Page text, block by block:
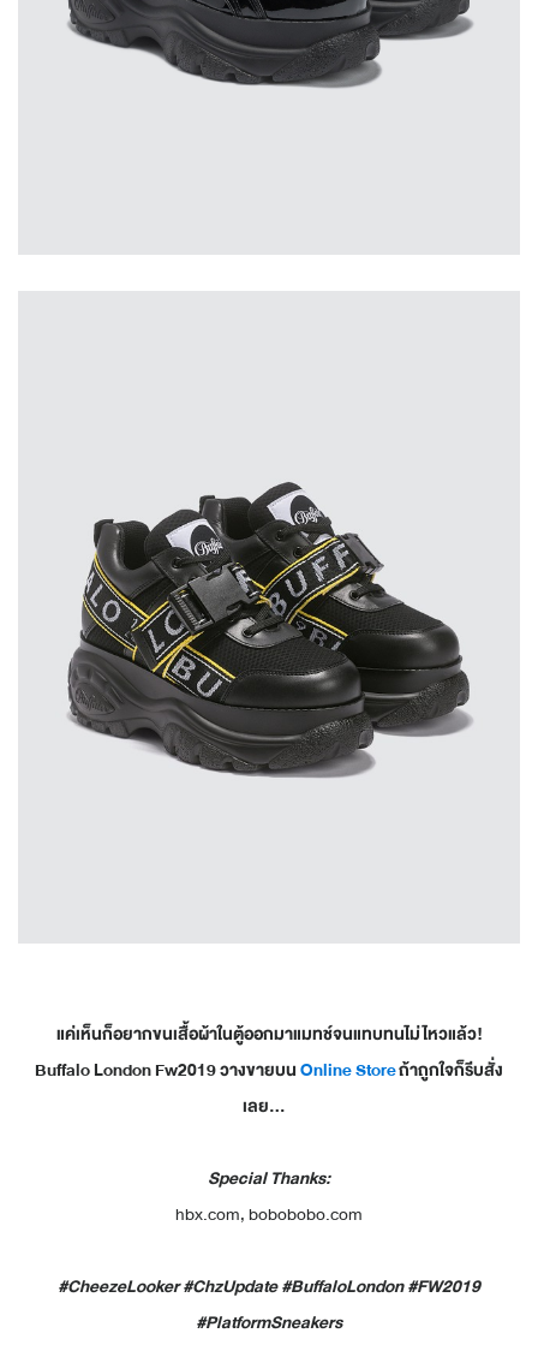
แค่เห็นก็อยากขนเสื้อผ้าในตู้ออกมาแมทช์จนแทบทนไม่ไหวแล้ว!
Buffalo London Fw2019 วางขายบนOnline Storeถ้าถูกใจก็รีบสั่ง
เลย...
Special Thanks:
hbx.com, bobobobo.com
#CheezeLooker #ChzUpdate #BuffaloLondon #FW2019
#PlatformSneakers